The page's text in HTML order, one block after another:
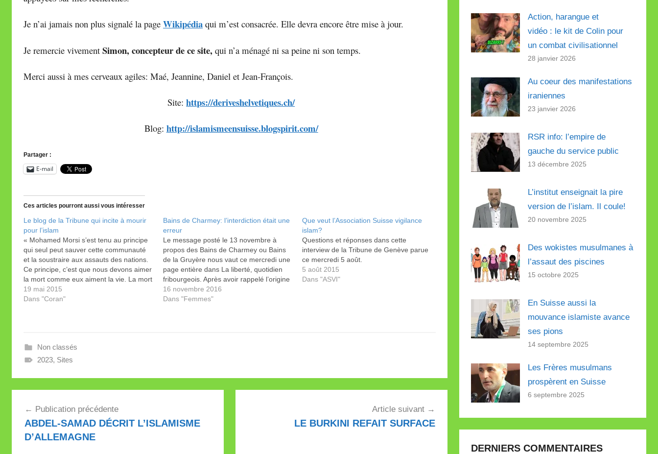
Je n’ai jamais non plus signalé la page Wikipédia qui m’est consacrée. Elle devra encore être mise à jour.
Je remercie vivement Simon, concepteur de ce site, qui n’a ménagé ni sa peine ni son temps.
Merci aussi à mes cerveaux agiles: Maé, Jeannine, Daniel et Jean-François.
Site:https://deriveshelvetiques.ch/
Blog: http://islamismeensuisse.blogspirit.com/
Partager :
E-mail
Ces articles pourront aussi vous intéresser
Le blog de la Tribune qui incite à mourir
pour l’islam
« Mohamed Morsi s’est tenu au principe
qui seul peut sauver cette communauté
et la soustraire aux assauts des nations.
Ce principe, c’est que nous devons aimer
la mort comme eux aiment la vie. La mort
dans la voie de Dieu est notre désir
suprême. »
19 mai 2015
Dans "Coran"
Bains de Charmey: l’interdiction était une
erreur
Le message posté le 13 novembre à
propos des Bains de Charmey ou Bains
de la Gruyère nous vaut ce mercredi une
page entière dans La liberté, quotidien
fribourgeois. Après avoir rappelé l’origine
de la polémique, le journaliste précise
que «selon la publication (réd : ce blog),
16 novembre 2016
Dans "Femmes"
Que veut l’Association Suisse vigilance
islam?
Questions et réponses dans cette
interview de la Tribune de Genève parue
ce mercredi 5 août.
5 août 2015
Dans "ASVI"
Non classés
2023, Sites
l’article
Publication précédente
ABDEL-SAMAD DÉCRIT L’ISLAMISME
D’ALLEMAGNE
Article suivant
LE BURKINI REFAIT SURFACE
Action, harangue et
vidéo : le kit de Colin pour
un combat civilisationnel
28 janvier 2026
Au coeur des manifestations
iraniennes
23 janvier 2026
RSR info: l’empire de
gauche du service public
13 décembre 2025
L’institut enseignait la pire
version de l’islam. Il coule!
20 novembre 2025
Des wokistes musulmanes à
l’assaut des piscines
15 octobre 2025
En Suisse aussi la
mouvance islamiste avance
ses pions
14 septembre 2025
Les Frères musulmans
prospèrent en Suisse
6 septembre 2025
DERNIERS COMMENTAIRES